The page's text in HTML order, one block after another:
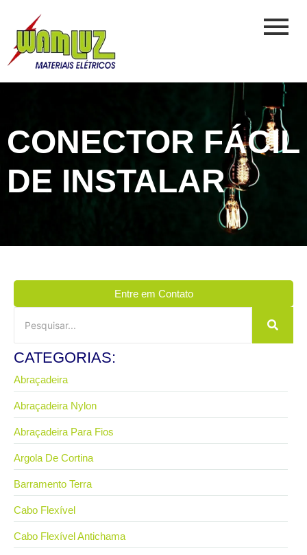
CONECTOR FÁCIL
DE INSTALAR
Entre em Contato
CATEGORIAS:
Abraçadeira
Abraçadeira Nylon
Abraçadeira Para Fios
Argola De Cortina
Barramento Terra
Cabo Flexível
Cabo Flexível Antichama